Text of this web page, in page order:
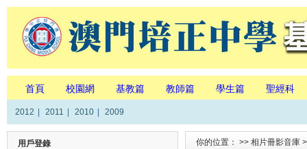
首頁 校園網 基教篇 教師篇 學生篇 聖經科
2012 2011 2010 2009
用戶登錄 你的位置： >> 相片冊影音庫